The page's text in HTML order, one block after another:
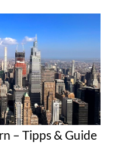
– Tipps & Guide